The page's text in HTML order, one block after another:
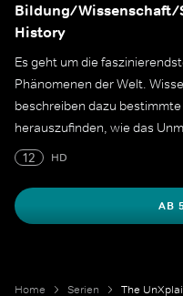
Bildung/Wissenschaft/
History
Es geht um die
Phänomenen der Welt.
beschreiben dazu
herauszufinden, wie das
12
HD
AB
Home Serien